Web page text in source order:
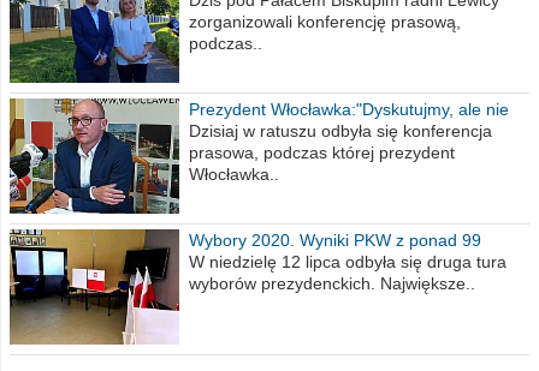
zorganizowali konferencję prasową,
podczas..
Prezydent Włocławka:"Dyskutujmy, ale nie
obrażajmy się”
Dzisiaj w ratuszu odbyła się konferencja
prasowa, podczas której prezydent
Włocławka..
Wybory 2020. Wyniki PKW z ponad 99
procent obwodów
W niedzielę 12 lipca odbyła się druga tura
wyborów prezydenckich. Największe..